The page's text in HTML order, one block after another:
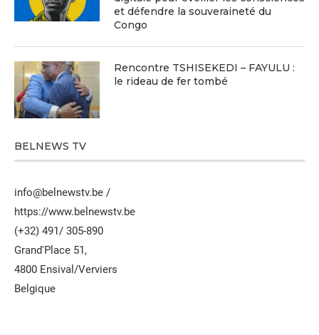
et défendre la souveraineté du
Congo
Rencontre TSHISEKEDI – FAYULU :
le rideau de fer tombé
BELNEWS TV
info@belnewstv.be /
https://www.belnewstv.be
(+32) 491/ 305-890
Grand'Place 51,
4800 Ensival/Verviers
Belgique